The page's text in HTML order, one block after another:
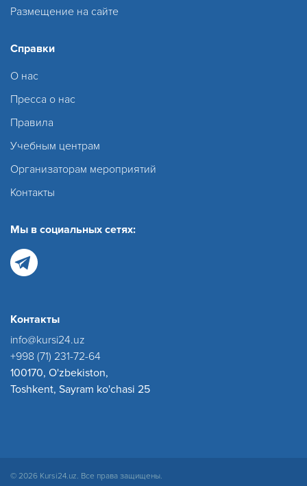
Размещение на сайте
Справки
О нас
Пресса о нас
Правила
Учебным центрам
Организаторам мероприятий
Контакты
Мы в социальных сетях:
Контакты
info@kursi24.uz
+998 (71) 231-72-64
100170, O'zbekiston,
Toshkent, Sayram ko'chasi 25
© 2026 Kursi24.uz. Все права защищены.